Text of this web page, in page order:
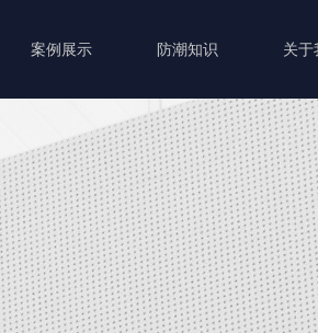
案例展示 防潮知识 关于